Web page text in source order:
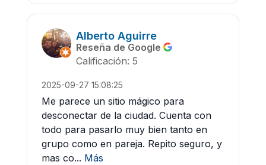
Alberto Aguirre
Reseña de Google
Calificación: 5
2025-09-27 15:08:25
Me parece un sitio mágico para
desconectar de la ciudad. Cuenta con
todo para pasarlo muy bien tanto en
grupo como en pareja. Repito seguro, y
mas co... Más